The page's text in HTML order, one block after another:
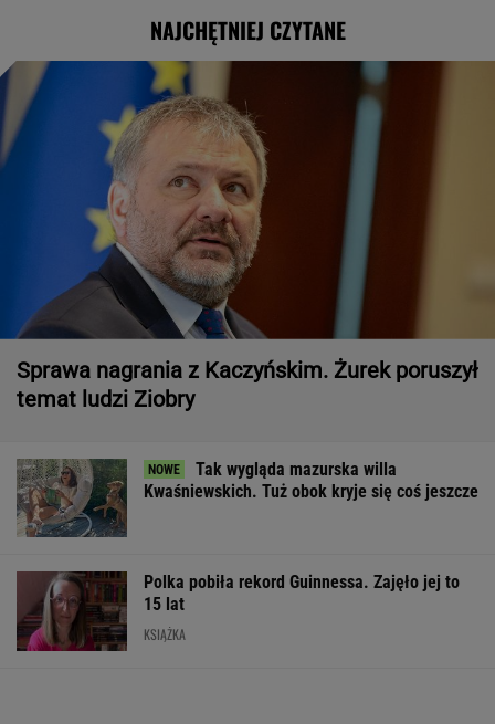
NAJCHĘTNIEJ CZYTANE
Sprawa nagrania z Kaczyńskim. Żurek poruszył
temat ludzi Ziobry
Tak wygląda mazurska willa
Kwaśniewskich. Tuż obok kryje się coś jeszcze
Polka pobiła rekord Guinnessa. Zajęło jej to
15 lat
KSIĄŻKA